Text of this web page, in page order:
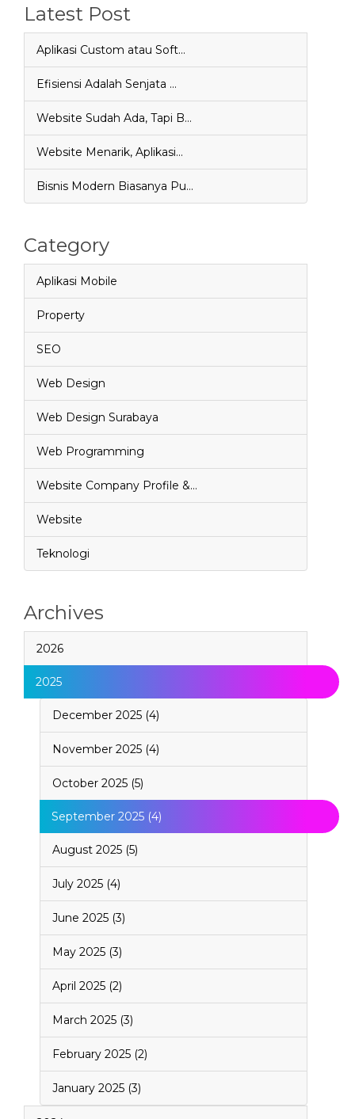
Latest Post
Aplikasi Custom atau Soft…
Efisiensi Adalah Senjata …
Website Sudah Ada, Tapi B…
Website Menarik, Aplikasi…
Bisnis Modern Biasanya Pu…
Category
Aplikasi Mobile
Property
SEO
Web Design
Web Design Surabaya
Web Programming
Website Company Profile &…
Website
Teknologi
Archives
2026
2025
December 2025 (4)
November 2025 (4)
October 2025 (5)
September 2025 (4)
August 2025 (5)
July 2025 (4)
June 2025 (3)
May 2025 (3)
April 2025 (2)
March 2025 (3)
February 2025 (2)
January 2025 (3)